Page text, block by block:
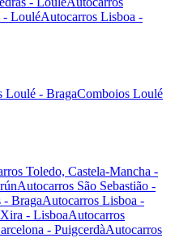
- LouléAutocarros Lisboa -
Loulé - BragaComboios Loulé
Toledo, Castela-Mancha -
Autocarros São Sebastião -
- BragaAutocarros Lisboa -
- LisboaAutocarros
- PuigcerdàAutocarros